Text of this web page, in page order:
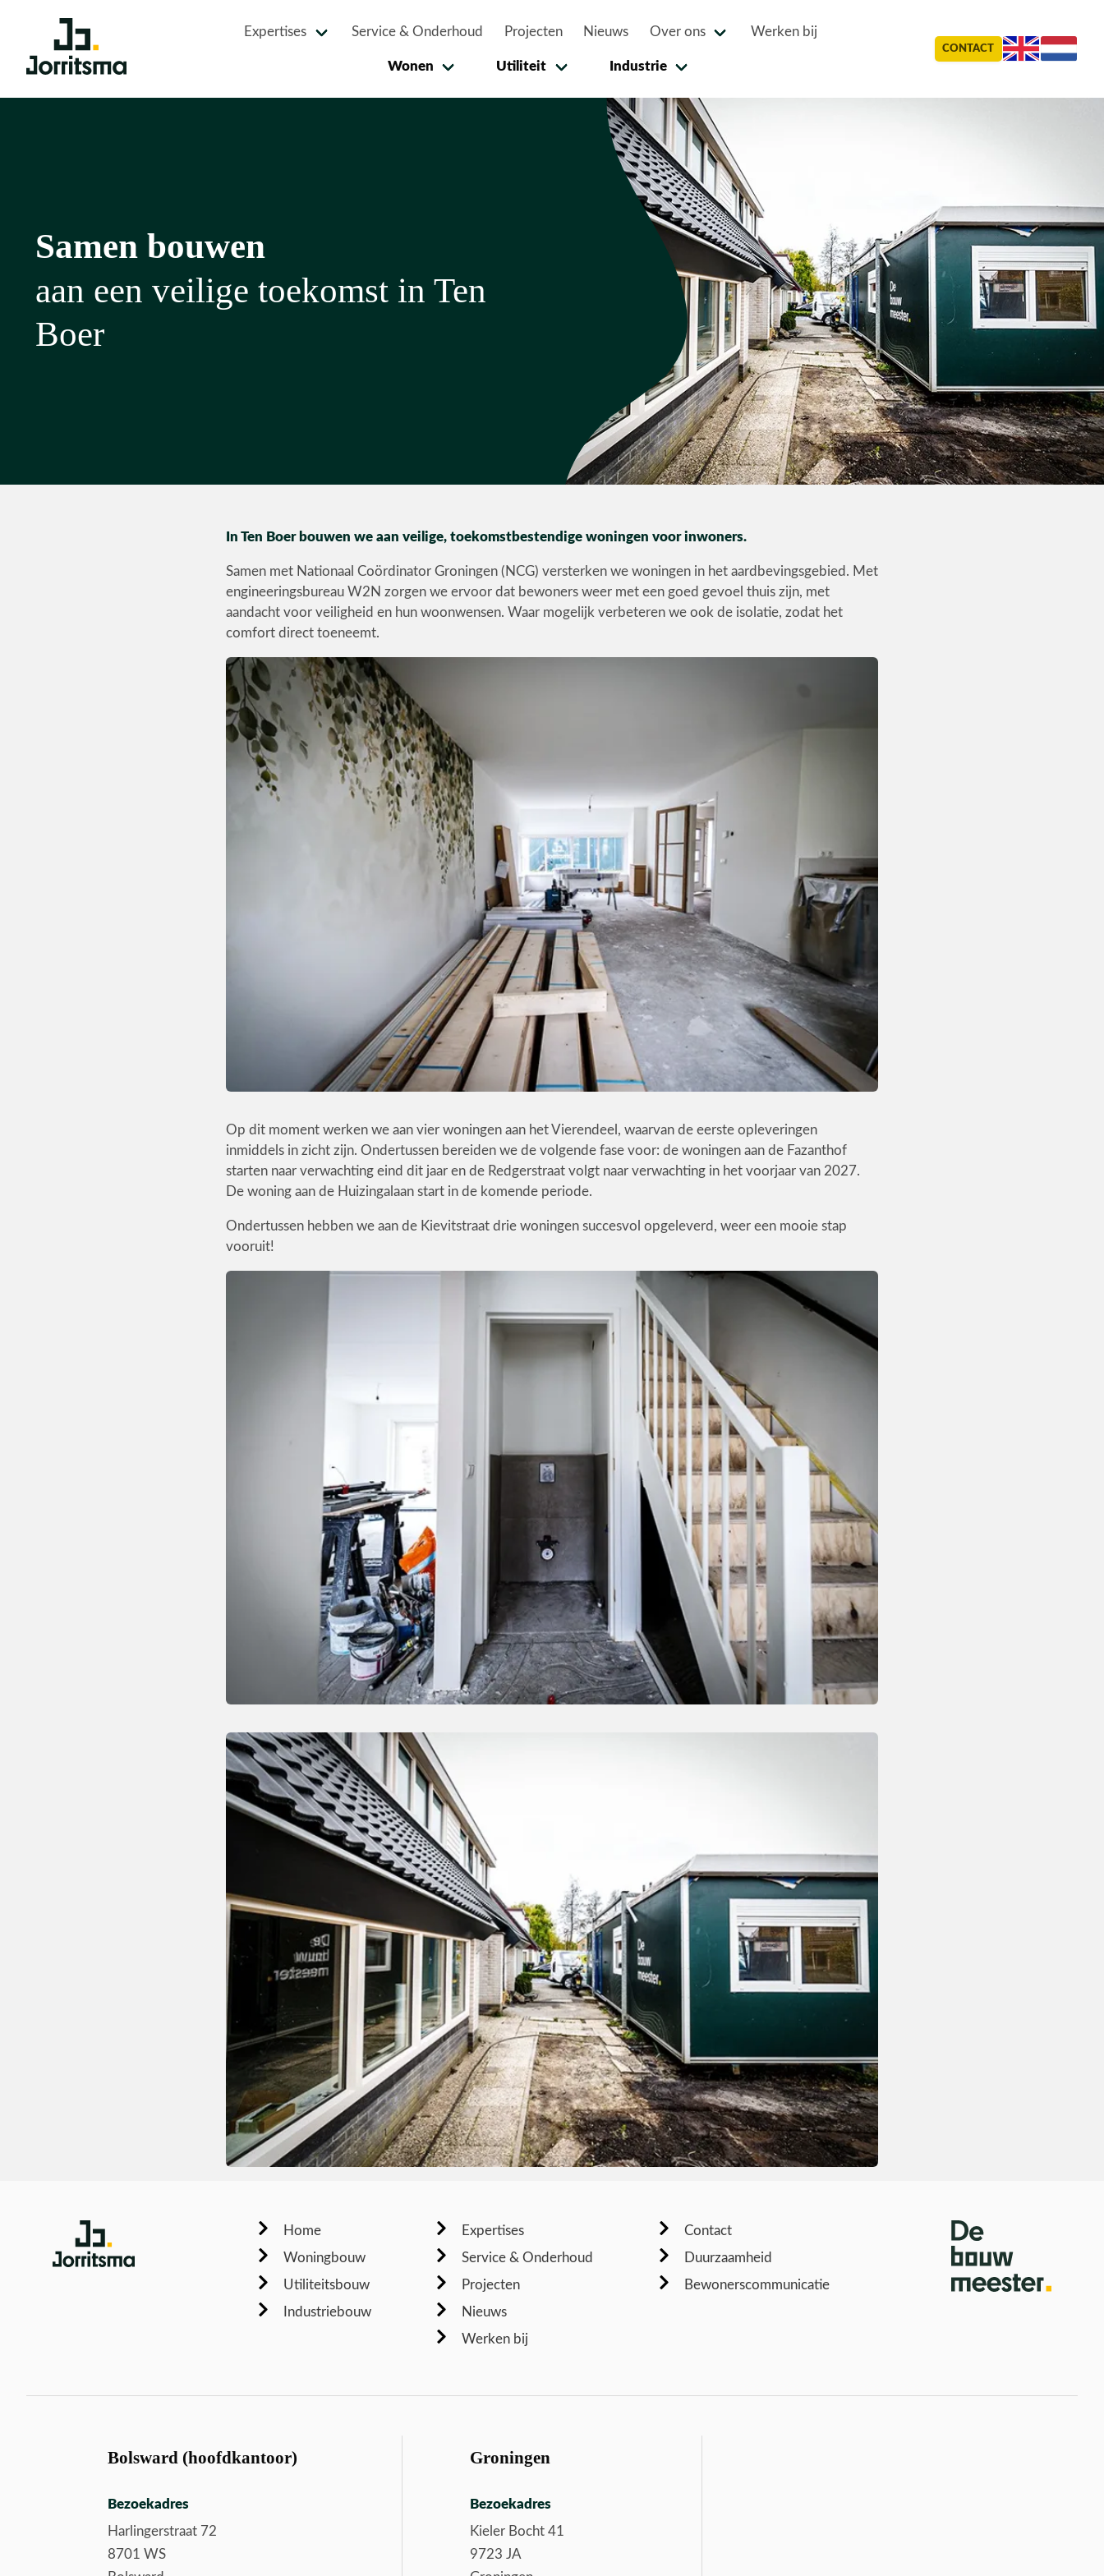
Expertises Service & Onderhoud Projecten Nieuws Over ons Werken bij
Wonen Utiliteit Industrie
CONTACT
Samen bouwen
aan een veilige toekomst in Ten
Boer
In Ten Boer bouwen we aan veilige, toekomstbestendige woningen voor inwoners.
Samen met Nationaal Coördinator Groningen (NCG) versterken we woningen in het aardbevingsgebied. Met
engineeringsbureau W2N zorgen we ervoor dat bewoners weer met een goed gevoel thuis zijn, met
aandacht voor veiligheid en hun woonwensen. Waar mogelijk verbeteren we ook de isolatie, zodat het
comfort direct toeneemt.
Op dit moment werken we aan vier woningen aan het Vierendeel, waarvan de eerste opleveringen
inmiddels in zicht zijn. Ondertussen bereiden we de volgende fase voor: de woningen aan de Fazanthof
starten naar verwachting eind dit jaar en de Redgerstraat volgt naar verwachting in het voorjaar van 2027.
De woning aan de Huizingalaan start in de komende periode.
Ondertussen hebben we aan de Kievitstraat drie woningen succesvol opgeleverd, weer een mooie stap
vooruit!
Home
Woningbouw
Utiliteitsbouw
Industriebouw
Expertises
Service & Onderhoud
Projecten
Nieuws
Werken bij
Contact
Duurzaamheid
Bewonerscommunicatie
Bolsward (hoofdkantoor)
Bezoekadres
Harlingerstraat 72
8701 WS
Groningen
Bezoekadres
Kieler Bocht 41
9723 JA